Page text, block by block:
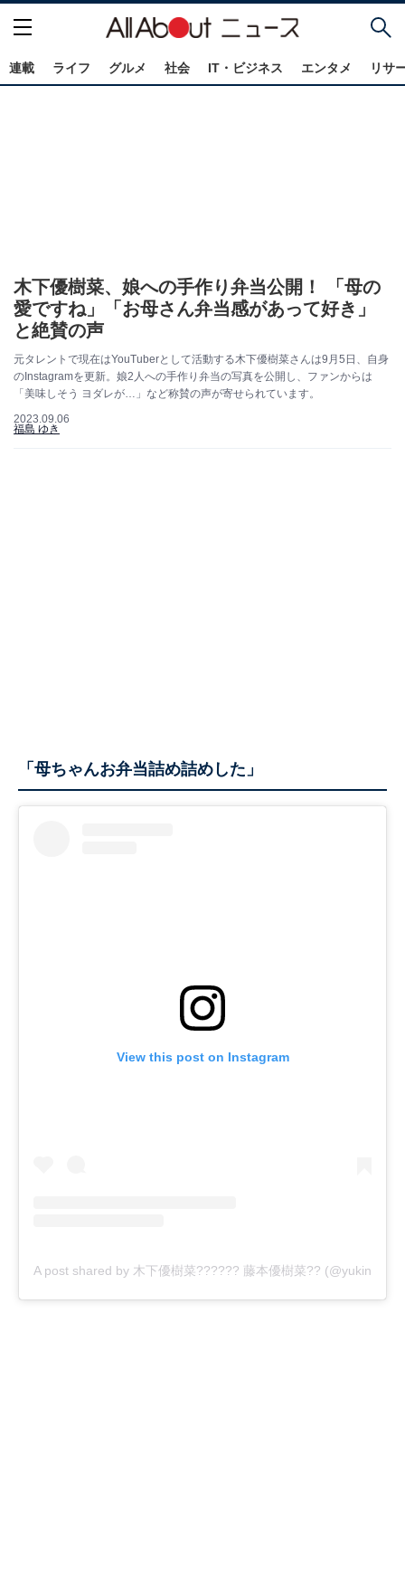
連載 ライフ グルメ 社会 IT・ビジネス エンタメ リサ
木下優樹菜、娘への手作り弁当公開！ 「母の
愛ですね」「お母さん弁当感があって好き」
と絶賛の声
元タレントで現在はYouTuberとして活動する木下優樹菜さんは9月5日、自身
のInstagramを更新。娘2人への手作り弁当の写真を公開し、ファンからは
「美味しそう ヨダレが…」など称賛の声が寄せられています。
2023.09.06
福島 ゆき
「母ちゃんお弁当詰め詰めした」
View this post on Instagram
A post shared by 木下優樹菜?????? 藤本優樹菜??